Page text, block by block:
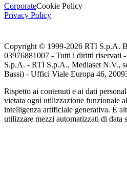
CorporateCookie Policy
Privacy Policy
Copyright © 1999-2026 RTI S.p.A.
03976881007 - Tutti i diritti riservati
S.p.A. - RTI S.p.A., Mediaset N.V.,
Bassi) - Uffici Viale Europa 46,
Rispetto ai contenuti e ai dati
vietata ogni utilizzazione funzionale
intelligenza artificiale generativa. È
utilizzare mezzi automatizzati di data